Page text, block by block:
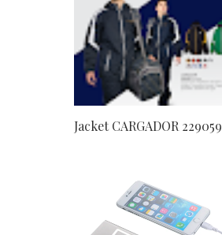
Jacket CARGADOR 229059